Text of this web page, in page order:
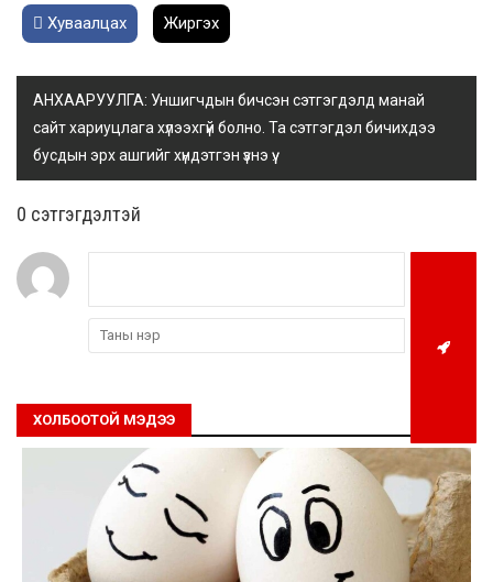
Хуваалцах Жиргэх
АНХААРУУЛГА: Уншигчдын бичсэн сэтгэгдэлд манай
сайт хариуцлага хүлээхгүй болно. Та сэтгэгдэл бичихдээ
бусдын эрх ашгийг хүндэтгэн үзнэ үү.
0 cэтгэгдэлтэй
ХОЛБООТОЙ МЭДЭЭ